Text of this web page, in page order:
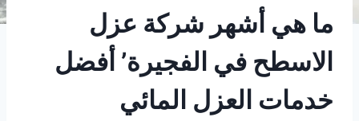
ما هي أشهر شركة عزل
الاسطح في الفجيرة’ أفضل
خدمات العزل المائي